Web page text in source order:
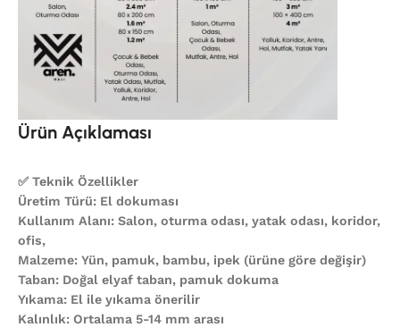
Ürün Açıklaması
✅ Teknik Özellikler
Üretim Türü: El dokuması
Kullanım Alanı: Salon, oturma odası, yatak odası, koridor,
ofis,
Malzeme: Yün, pamuk, bambu, ipek (ürüne göre değişir)
Taban: Doğal elyaf taban, pamuk dokuma
Yıkama: El ile yıkama önerilir
Kalınlık: Ortalama 5-14 mm arası